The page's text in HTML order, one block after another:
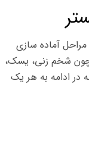
آماده سازی
شخم زنی، یسک،
در ادامه به هر یک